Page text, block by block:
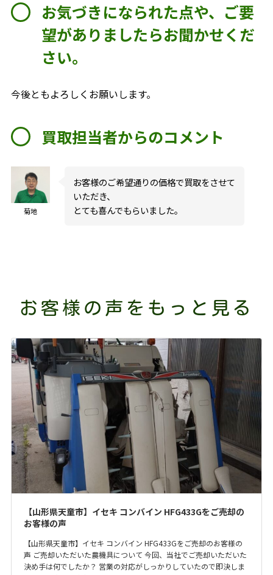
お気づきになられた点や、ご要
望がありましたらお聞かせくだ
さい。
今後ともよろしくお願いします。
買取担当者からのコメント
菊地
お客様のご希望通りの価格で買取をさせて
いただき、
とても喜んでもらいました。
お客様の声をもっと見る
【山形県天童市】イセキ コンバイン HFG433Gをご売却の
お客様の声
【山形県天童市】イセキ コンバイン HFG433Gをご売却のお客様の
声 ご売却いただいた農機具について 今回、当社でご売却いただいた
決め手は何でしたか？ 営業の対応がしっかりしていたので即決しま